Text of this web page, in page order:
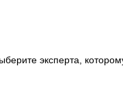
эксперта,